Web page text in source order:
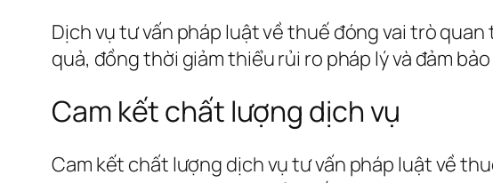
Dịch vụ tư vấn pháp luật về thuế đóng vai trò
quả, đồng thời giảm thiểu rủi ro pháp lý và đảm
Cam kết chất lượng dịch vụ
Cam kết chất lượng dịch vụ tư vấn pháp luật về